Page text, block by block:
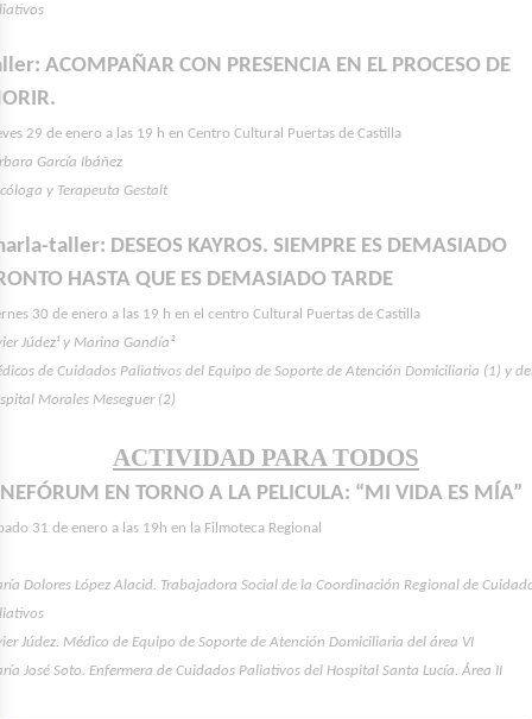
ACOMPAÑAR CON PRESENCIA EN EL PROCESO DE
29 de enero a las 19 h en Centro Cultural Puertas de Castilla
García Ibáñez
y Terapeuta Gestalt
taller: DESEOS KAYROS. SIEMPRE ES DEMASIADO
HASTA QUE ES DEMASIADO TARDE
30 de enero a las 19 h en el centro Cultural Puertas de Castilla
Júdez¹ y Marina Gandía²
de Cuidados Paliativos del Equipo de Soporte de Atención Domiciliaria (1) y
Morales Meseguer (2)
ACTIVIDAD PARA TODOS
EN TORNO A LA PELICULA: “MI VIDA ES MÍA”
31 de enero a las 19h en la Filmoteca Regional
Dolores López Alacid. Trabajadora Social de la Coordinación Regional de
Júdez. Médico de Equipo de Soporte de Atención Domiciliaria del área VI
José Soto. Enfermera de Cuidados Paliativos del Hospital Santa Lucía. Área II